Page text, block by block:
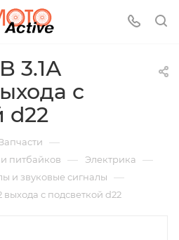
3.1А
с
d22
Запчасти —
питбайков — Электрика —
и звуковые сигналы —
выхода с подсветкой d22